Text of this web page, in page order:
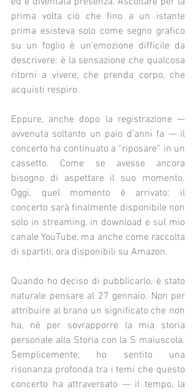
prima volta ciò che fino a un istante
prima esisteva solo come segno grafico
su un foglio è un’emozione difficile da
descrivere: è la sensazione che qualcosa
ritorni a vivere, che prenda corpo, che
acquisti respiro.
Eppure, anche dopo la registrazione —
avvenuta soltanto un paio d’anni fa — il
concerto ha continuato a “riposare” in un
cassetto. Come se avesse ancora
bisogno di aspettare il suo momento.
Oggi, quel momento è arrivato: il
concerto sarà finalmente disponibile non
solo in streaming, in download e sul mio
canale YouTube, ma anche come raccolta
di spartiti, ora disponibili su Amazon.
Quando ho deciso di pubblicarlo, è stato
naturale pensare al 27 gennaio. Non per
attribuire al brano un significato che non
ha, né per sovrapporre la mia storia
personale alla Storia con la S maiuscola.
Semplicemente, ho sentito una
risonanza profonda tra i temi che questo
concerto ha attraversato — il tempo, la